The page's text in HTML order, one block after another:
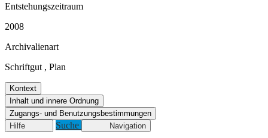
Entstehungszeitraum
2008
Archivalienart
Schriftgut , Plan
Kontext
Inhalt und innere Ordnung
Zugangs- und Benutzungsbestimmungen
Hilfe
Suche Navigation